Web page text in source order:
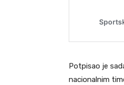
Potpisao je
nacionalnim